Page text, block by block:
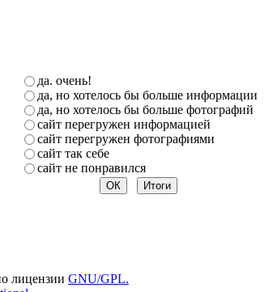
да. очень!
да, но хотелось бы больше информации
да, но хотелось бы больше фотографий
сайт перегружен информацией
сайт перегружен фотографиями
сайт так себе
сайт не понравился
лицензии GNU/GPL.